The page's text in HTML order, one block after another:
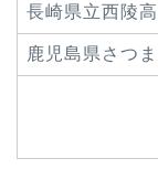
長崎県立西陵高
鹿児島県さつ